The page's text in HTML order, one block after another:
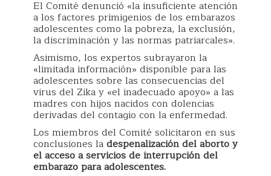
El Comité denunció «la insuficiente atención
a los factores primigenios de los embarazos
adolescentes como la pobreza, la exclusión,
la discriminación y las normas patriarcales».
Asimismo, los expertos subrayaron la
«limitada información» disponible para las
adolescentes sobre las consecuencias del
virus del Zika y «el inadecuado apoyo» a las
madres con hijos nacidos con dolencias
derivadas del contagio con la enfermedad.
Los miembros del Comité solicitaron en sus
conclusiones ladespenalización del aborto y
el acceso a servicios de interrupción del
embarazo para adolescentes.